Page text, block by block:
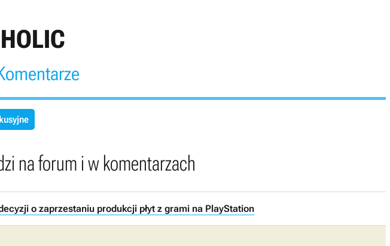
na forum i w komentarzach
o zaprzestaniu produkcji płyt z grami na PlayStation